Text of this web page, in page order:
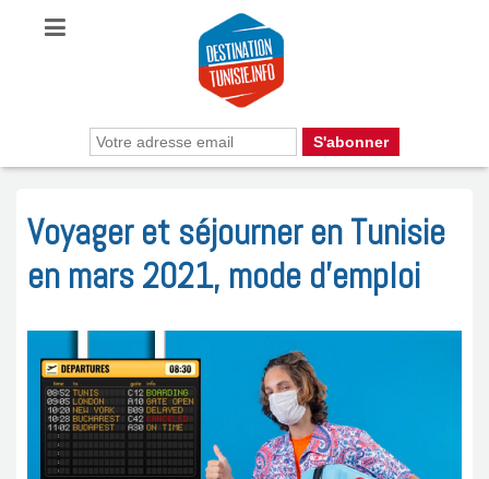
Voyager et séjourner en Tunisie
en mars 2021, mode d’emploi